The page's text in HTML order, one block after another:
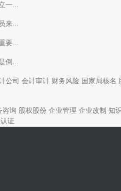
一...
来...
要...
倒...
公司 会计审计 财务风险 国家局核名
咨询 股权股份 企业管理 企业改制 知
证